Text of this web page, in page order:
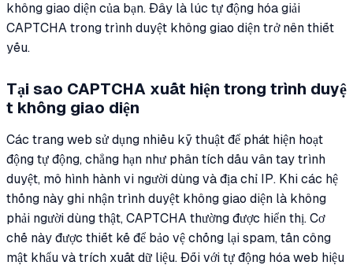
không giao diện của bạn. Đây là lúc tự động hóa giải
CAPTCHA trong trình duyệt không giao diện trở nên thiết
yếu.
Tại sao CAPTCHA xuất hiện trong trình duyệ
t không giao diện
Các trang web sử dụng nhiều kỹ thuật để phát hiện hoạt
động tự động, chẳng hạn như phân tích dấu vân tay trình
duyệt, mô hình hành vi người dùng và địa chỉ IP. Khi các hệ
thống này ghi nhận trình duyệt không giao diện là không
phải người dùng thật, CAPTCHA thường được hiển thị. Cơ
chế này được thiết kế để bảo vệ chống lại spam, tấn công
mật khẩu và trích xuất dữ liệu. Đối với tự động hóa web hiệu